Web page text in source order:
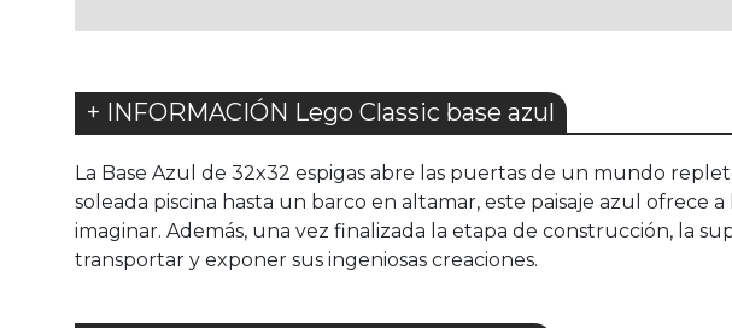
+ INFORMACIÓN Lego Classic base azul
La Base Azul de 32x32 espigas abre las puertas de un mundo
soleada piscina hasta un barco en altamar, este paisaje azul
imaginar. Además, una vez finalizada la etapa de construcción, la
transportar y exponer sus ingeniosas creaciones.